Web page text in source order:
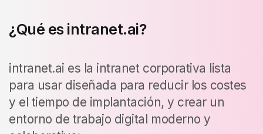
¿Qué es intranet.ai?
intranet.ai es la intranet corporativa lista
para usar diseñada para reducir los costes
y el tiempo de implantación, y crear un
entorno de trabajo digital moderno y